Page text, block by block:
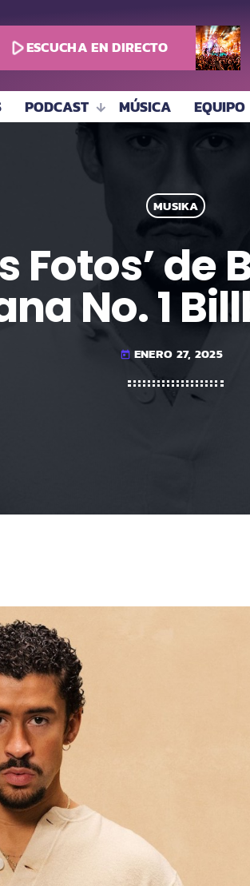
play_arrowESCUCHA EN DIRECTO
PODCAST MÚSICA EQUIPO
MUSIKA
Fotos’
No. 1
today ENERO 27, 2025